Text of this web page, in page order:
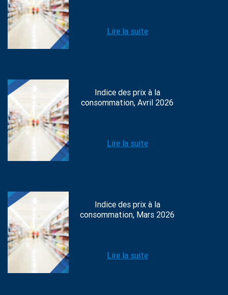
Lire la suite
Indice des prix à la
consommation, Avril 2026
Lire la suite
Indice des prix à la
consommation, Mars 2026
Lire la suite